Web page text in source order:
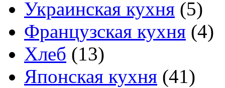
Украинская кухня (5)
Французская кухня (4)
Хлеб (13)
Японская кухня (41)